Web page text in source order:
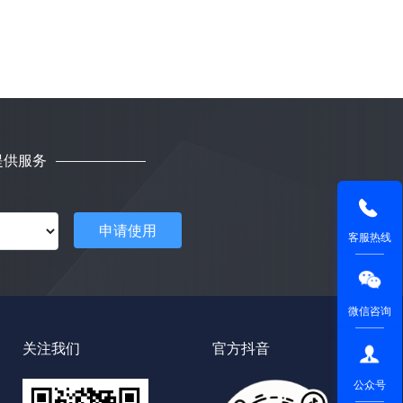
服务
申请使用
关注我们 官方抖音
客服热线
微信咨询
公众号